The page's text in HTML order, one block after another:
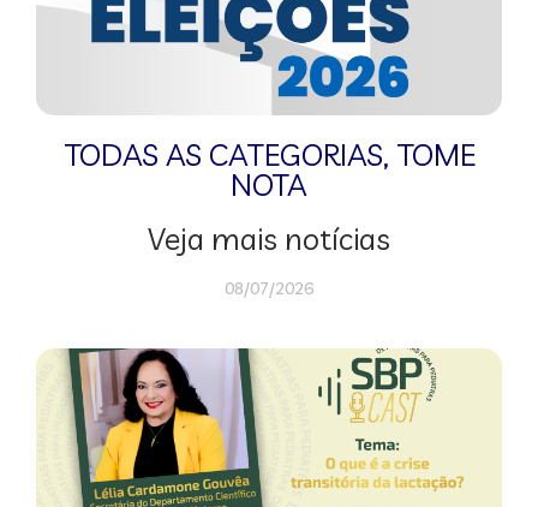
TODAS AS CATEGORIAS, TOME
NOTA
Veja mais notícias
08/07/2026